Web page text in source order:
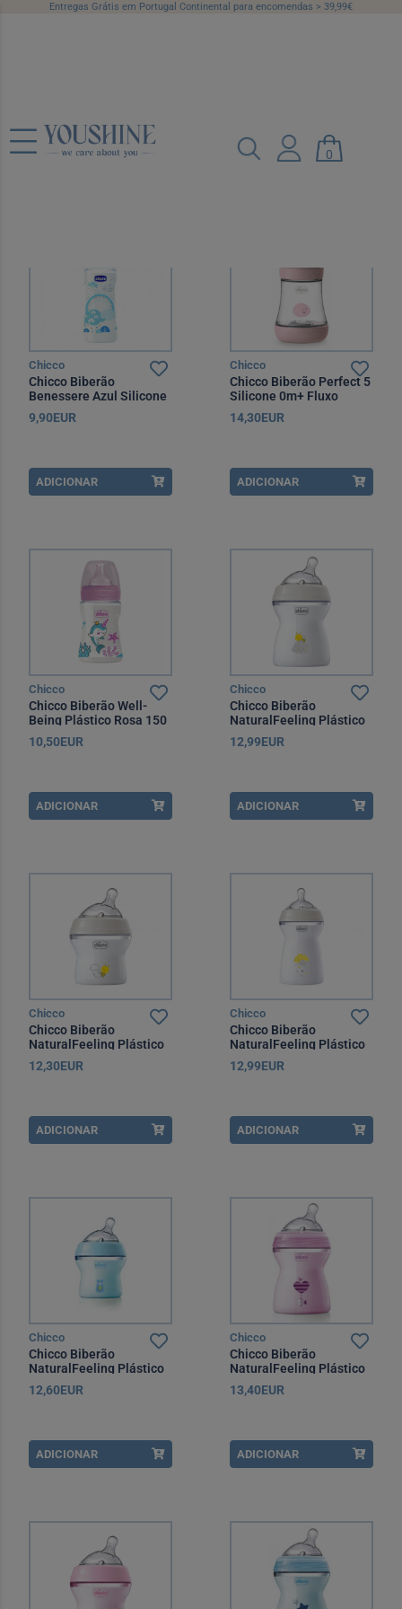
Entregas Grátis em Portugal Continental para encomendas > 39,99€
0
Categorias Marcas Preço
Chicco
Chicco Biberão
Benessere Azul Silicone
250 ml +2 Meses
9,90EUR
ADICIONAR
Chicco
Chicco Biberão Perfect 5
Silicone 0m+ Fluxo
Normal Rosa 150 ml
14,30EUR
ADICIONAR
Chicco
Chicco Biberão Well-
Being Plástico Rosa 150
ml Fluxo Lento
10,50EUR
ADICIONAR
Chicco
Chicco Biberão
NaturalFeeling Plástico
Neutro 250 ml +2 Meses
12,99EUR
ADICIONAR
Chicco
Chicco Biberão
NaturalFeeling Plástico
Neutro 150 ml +0 Meses
12,30EUR
ADICIONAR
Chicco
Chicco Biberão
NaturalFeeling Plástico
Neutro 330 ml +6 Meses
12,99EUR
ADICIONAR
Chicco
Chicco Biberão
NaturalFeeling Plástico
150 ml Azul +0 Meses
12,60EUR
ADICIONAR
Chicco
Chicco Biberão
NaturalFeeling Plástico
250 ml Rosa +2 Meses
13,40EUR
ADICIONAR